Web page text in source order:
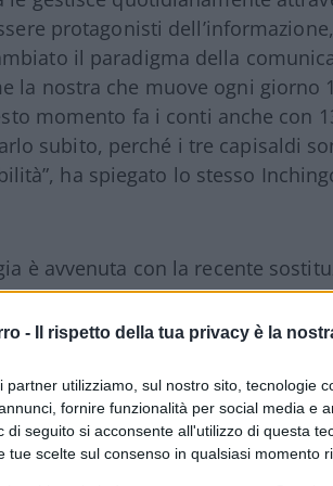
- Il rispetto della tua privacy è la
partner utilizziamo, sul nostro sito, tecnologie
fornire funzionalità per social media e
di seguito si acconsente all'utilizzo di questa
tue scelte sul consenso in qualsiasi momento
protagonisti
il paradigma della
la nostra che muove ogni giorno
momento fa i conti anche con
subito, perché i tre capisaldi
ha spiegato lo stesso
è avvenuta con la recente
imponente operazione che ha
“Abbiamo spiegato che
l’efficienza della rete
questo avveniva, con una gru
ha fatto un intervento anche
cosa stava accadendo ma
ingegneria”, ha raccontato